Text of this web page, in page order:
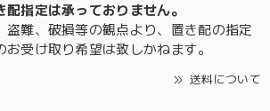
指定は承っておりません。
盗難、破損等の観点より、置き配の指定
受け取り希望は致しかねます。
送料について